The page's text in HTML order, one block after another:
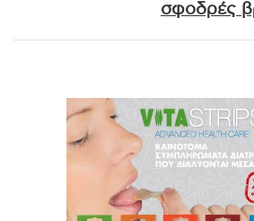
σφοδρές